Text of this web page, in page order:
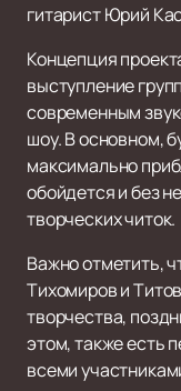
гитарист Юрий
Концепция
выступление
современным
шоу. В основном,
максимально
обойдется и без
творческих читок.
Важно отметить,
Тихомиров и
творчества,
этом, также есть
всеми